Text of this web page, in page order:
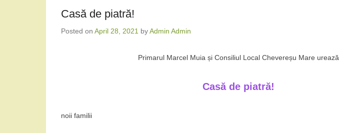
Casă de piatră!
Posted on April 28, 2021 byAdmin Admin
Primarul Marcel Muia și Consiliul Local Chevereșu Mare urează
Casă de piatră!
noii familii